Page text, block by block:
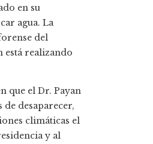
en su
agua. La
del
está realizando
que el Dr. Payan
desaparecer,
climáticas el
y al